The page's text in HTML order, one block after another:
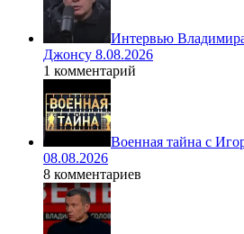
Интервью
Джонсу 8.08.2026
1 комментарий
Военная тайна с
08.08.2026
8 комментариев